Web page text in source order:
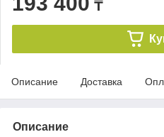
₸
Описание Доставка
Описание